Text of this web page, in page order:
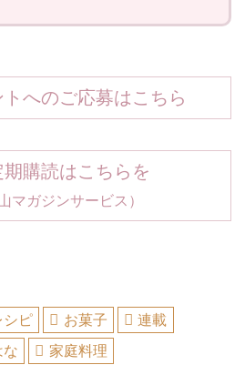
へのご応募はこちら
期購読はこちらを
マガジンサービス）
シピ お菓子
連載
な 家庭料理